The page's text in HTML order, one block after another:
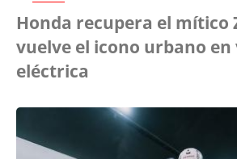
Honda recupera el mítico
vuelve el icono urbano en
eléctrica